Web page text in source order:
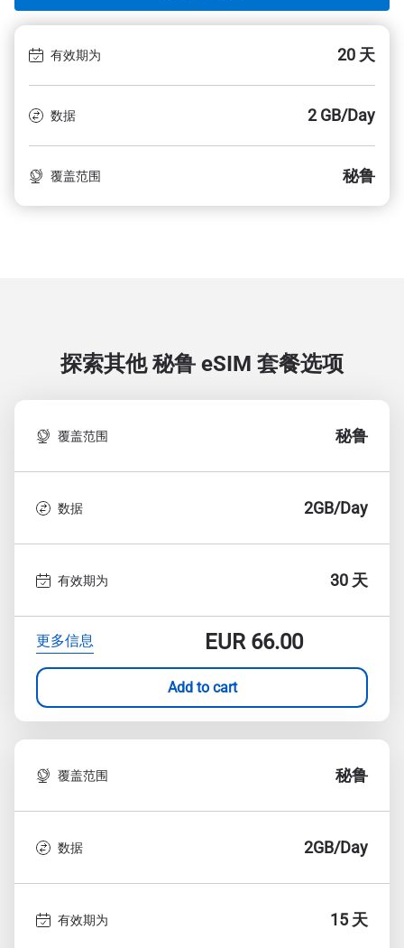
有效期为 20 天
数据 2 GB/Day
覆盖范围 秘鲁
探索其他 秘鲁 eSIM 套餐选项
覆盖范围 秘鲁
数据 2GB/Day
有效期为 30 天
更多信息 EUR66.00
Add to cart
覆盖范围 秘鲁
数据 2GB/Day
有效期为 15 天